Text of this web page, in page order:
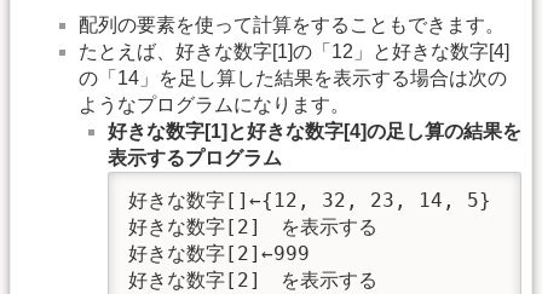
配列の要素を使って計算をすることもできます。
たとえば、好きな数字[1]の「12」と好きな数字[4]
の「14」を足し算した結果を表示する場合は次の
ようなプログラムになります。
好きな数字[1]と好きな数字[4]の足し算の結果を
表示するプログラム
好きな数字[]←{12, 32, 23, 14, 5}
好きな数字[2]　を表示する
好きな数字[2]←999
好きな数字[2]　を表示する